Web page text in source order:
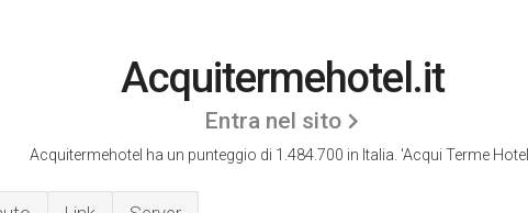
Acquitermehotel.it
Entra nel sito
Acquitermehotel ha un punteggio di 1.484.700 in Italia. 'Acqui Terme